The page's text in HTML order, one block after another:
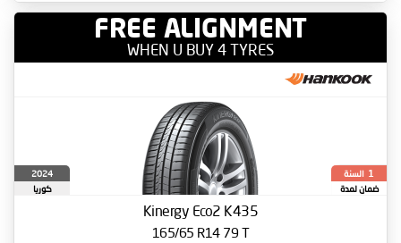
FREE ALIGNMENT
WHEN U BUY 4 TYRES
1 السنة
ضمان لمدة
2024
كوريا
Kinergy Eco2 K435
165/65 R14 79 T